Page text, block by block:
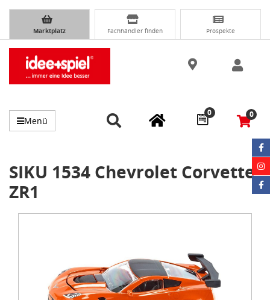
Marktplatz Fachhändler finden Prospekte
Menü
0 0
SIKU 1534 Chevrolet Corvette
ZR1